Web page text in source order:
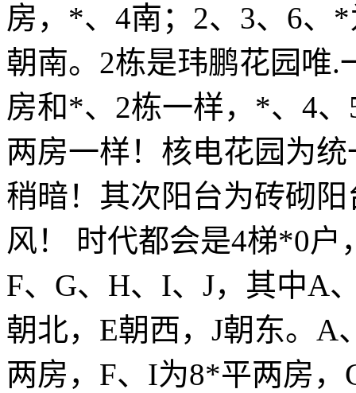
房，*、4南；2、3、6、
朝南。2栋是玮鹏花园唯.
房和*、2栋一样，*、4
两房一样！核电花园为
稍暗！其次阳台为砖砌
风！ 时代都会是4梯*0户
F、G、H、I、J，其中A
朝北，E朝西，J朝东。
两房，F、I为8*平两房